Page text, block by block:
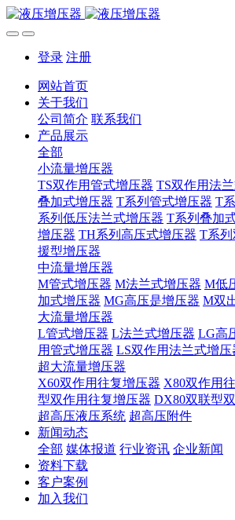
登录 注册
网站首页
关于我们
公司简介 联系我们
产品展示
全部
小流量增压器
TS双作用管式增压器 TS双作用法
叠加式增压器 T系列管式增压器 T
系列低压法兰式增压器 T系列叠加
增压器 TH系列高压式增压器 T系列
援型增压器
中流量增压器
M管式增压器 M法兰式增压器 M低
加式增压器 MG高压是增压器 M双
大流量增压器
L管式增压器 L法兰式增压器 LG高
用管式增压器 LS双作用法兰式增压
超大流量增压器
X60双作用往复增压器 X80双作用
型双作用往复增压器 DX80双联型
超高压液压系统 超高压附件
新闻动态
全部 媒体报道 行业资讯 企业新闻
资料下载
客户案例
加入我们